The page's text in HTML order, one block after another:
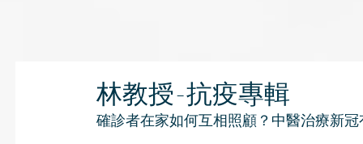
林教授-抗疫專輯
確診者在家如何互相照顧？中醫治療新